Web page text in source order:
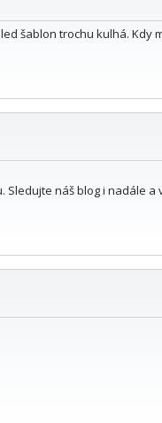
šablon trochu kulhá. Kdy
náš blog i nadále a